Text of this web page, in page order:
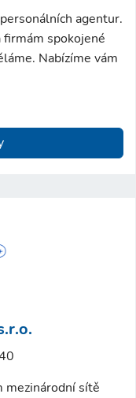
agentur.
firmám spokojené
Nabízíme vám
mezinárodní sítě